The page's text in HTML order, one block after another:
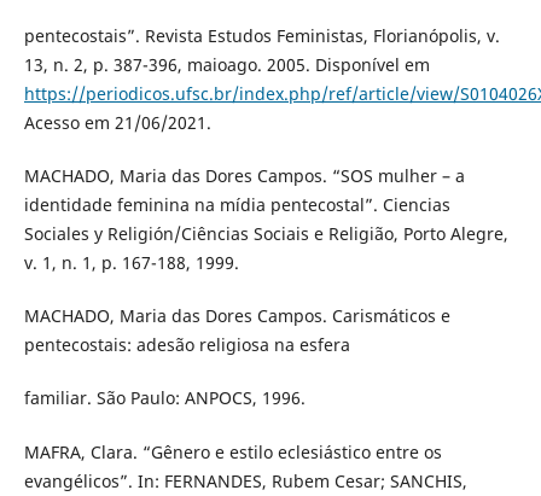
pentecostais”. Revista Estudos Feministas, Florianópolis, v.
13, n. 2, p. 387-396, maioago. 2005. Disponível em
https://periodicos.ufsc.br/index.php/ref/article/view/
Acesso em 21/06/2021.
MACHADO, Maria das Dores Campos. “SOS mulher – a
identidade feminina na mídia pentecostal”. Ciencias
Sociales y Religión/Ciências Sociais e Religião, Porto Alegre,
v. 1, n. 1, p. 167-188, 1999.
MACHADO, Maria das Dores Campos. Carismáticos e
pentecostais: adesão religiosa na esfera
familiar. São Paulo: ANPOCS, 1996.
MAFRA, Clara. “Gênero e estilo eclesiástico entre os
evangélicos”. In: FERNANDES, Rubem Cesar; SANCHIS,